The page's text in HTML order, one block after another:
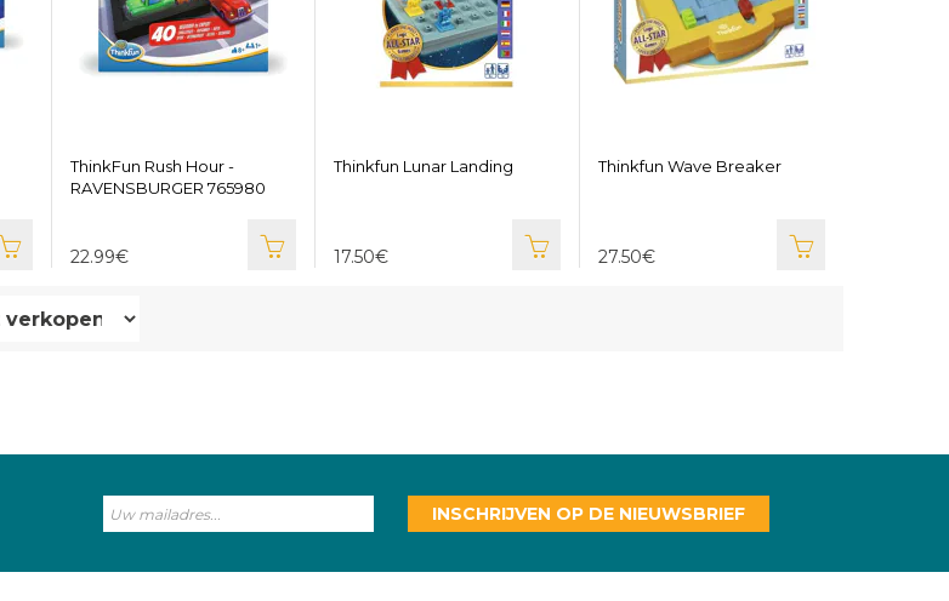
ThinkFun Rush Hour -
RAVENSBURGER 765980
22.99€
Thinkfun Lunar Landing
17.50€
Thinkfun Wave Breaker
27.50€
INSCHRIJVEN OP DE NIEUWSBRIEF